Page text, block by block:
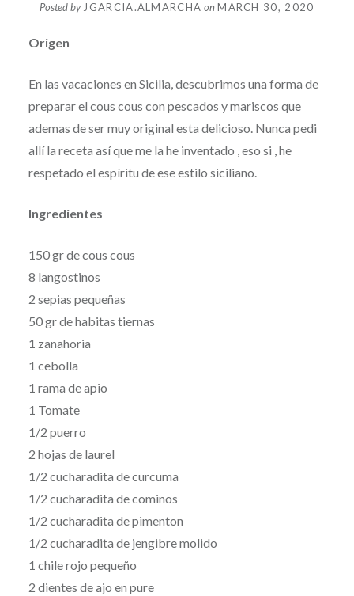
Posted by JGARCIA.ALMARCHA onMARCH 30, 2020
Origen
En las vacaciones en Sicilia, descubrimos una forma de
preparar el cous cous con pescados y mariscos que
ademas de ser muy original esta delicioso. Nunca pedi
allí la receta así que me la he inventado , eso si , he
respetado el espíritu de ese estilo siciliano.
Ingredientes
150 gr de cous cous
8 langostinos
2 sepias pequeñas
50 gr de habitas tiernas
1 zanahoria
1 cebolla
1 rama de apio
1 Tomate
1/2 puerro
2 hojas de laurel
1/2 cucharadita de curcuma
1/2 cucharadita de cominos
1/2 cucharadita de pimenton
1/2 cucharadita de jengibre molido
1 chile rojo pequeño
2 dientes de ajo en pure